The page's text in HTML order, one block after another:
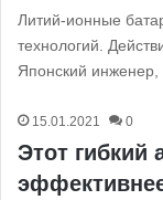
Литий-ионные
технологий.
Японский инженер,
15.01.2021 0
Этот гибкий